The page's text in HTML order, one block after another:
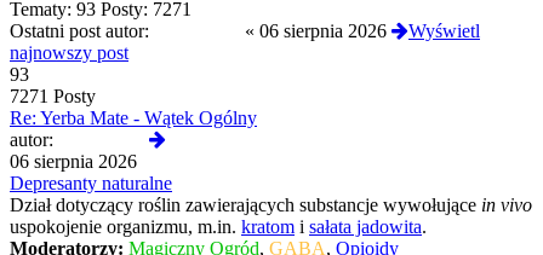
Tematy: 93 Posty: 7271
Ostatni post autor:
« 06 sierpnia 2026
Wyświetl
najnowszy post
93
7271 Posty
Re: Yerba Mate - Wątek Ogólny
autor:
post
06 sierpnia 2026
Depresanty naturalne
Dział dotyczący roślin zawierających substancje wywołujące in vivo
uspokojenie organizmu, m.in. kratom i sałata jadowita.
Moderatorzy: Magiczny Ogród, GABA, Opioidy